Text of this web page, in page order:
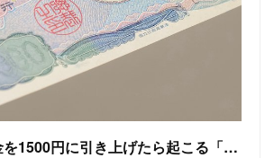
日本の最低賃金を1500円に引き上げたら起こる「三つの悪いこと」